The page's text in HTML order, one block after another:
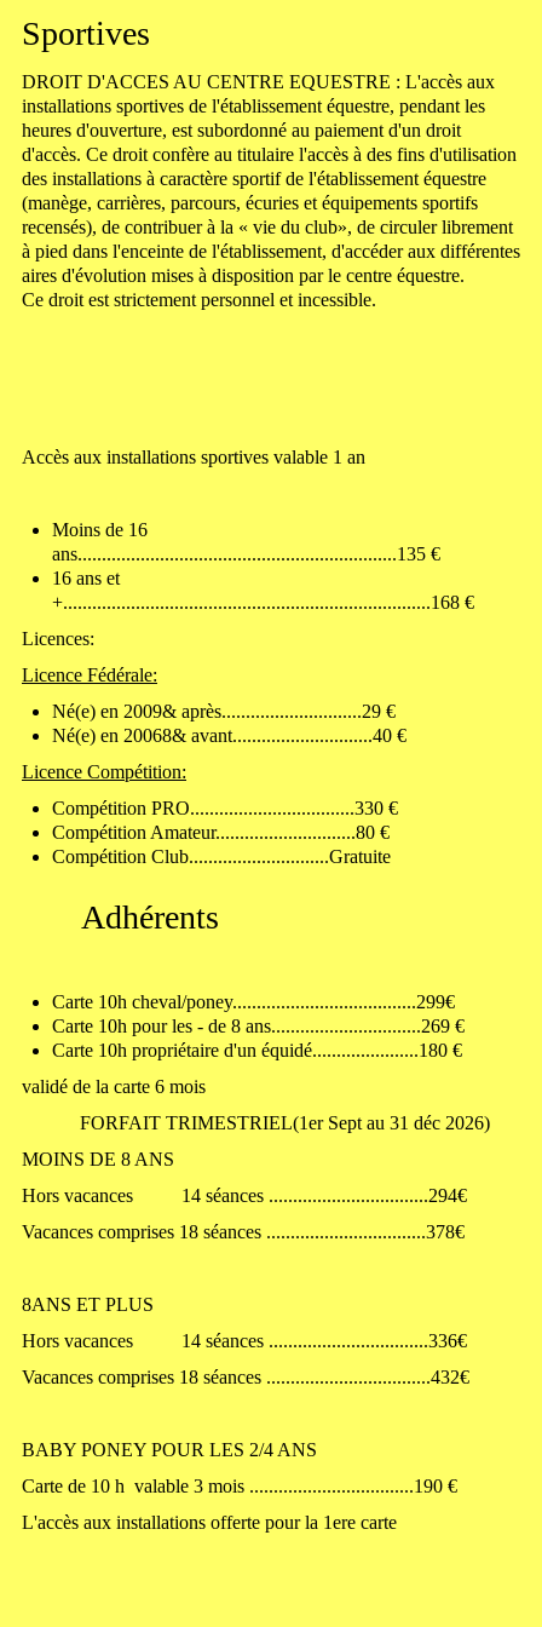
Accès / Contact
Commerce de Chevaux
L'Echo de la Boissière
Sportives
DROIT D'ACCES AU CENTRE EQUESTRE : L'accès aux
installations sportives de l'établissement équestre, pendant les
heures d'ouverture, est subordonné au paiement d'un droit
d'accès. Ce droit confère au titulaire l'accès à des fins d'utilisation
des installations à caractère sportif de l'établissement équestre
(manège, carrières, parcours, écuries et équipements sportifs
recensés), de contribuer à la « vie du club», de circuler librement
à pied dans l'enceinte de l'établissement, d'accéder aux différentes
aires d'évolution mises à disposition par le centre équestre.
Ce droit est strictement personnel et incessible.
Accès aux installations sportives valable 1 an
Moins de 16
ans..................................................................135 €
16 ans et
+............................................................................168 €
Licences:
Licence Fédérale:
Né(e) en 2009& après.............................29 €
Né(e) en 20068& avant.............................40 €
Licence Compétition:
Compétition PRO..................................330 €
Compétition Amateur.............................80 €
Compétition Club.............................Gratuite
Adhérents
Carte 10h cheval/poney......................................299€
Carte 10h pour les - de 8 ans...............................269 €
Carte 10h propriétaire d'un équidé......................180 €
validé de la carte 6 mois
FORFAIT TRIMESTRIEL(1er Sept au 31 déc 2026)
MOINS DE 8 ANS
Hors vacances 14 séances .................................294€
Vacances comprises 18 séances .................................378€
8ANS ET PLUS
Hors vacances 14 séances .................................336€
Vacances comprises 18 séances ..................................432€
BABY PONEY POUR LES 2/4 ANS
Carte de 10 h valable 3 mois ..................................190 €
L'accès aux installations offerte pour la 1ere carte